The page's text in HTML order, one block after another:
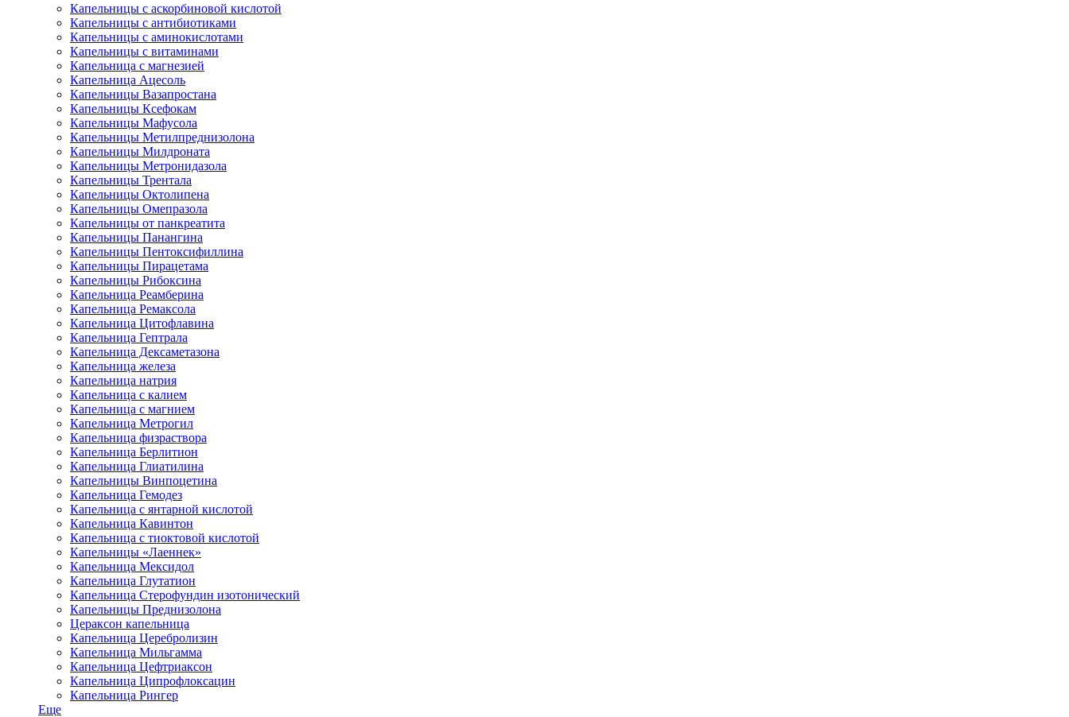
Капельницы с аскорбиновой кислотой
Капельницы с антибиотиками
Капельницы с аминокислотами
Капельницы с витаминами
Капельница с магнезией
Капельница Ацесоль
Капельницы Вазапростана
Капельницы Ксефокам
Капельницы Мафусола
Капельницы Метилпреднизолона
Капельницы Милдроната
Капельницы Метронидазола
Капельницы Трентала
Капельницы Октолипена
Капельницы Омепразола
Капельницы от панкреатита
Капельницы Панангина
Капельницы Пентоксифиллина
Капельницы Пирацетама
Капельницы Рибоксина
Капельница Реамберина
Капельница Ремаксола
Капельница Цитофлавина
Капельница Гептрала
Капельница Дексаметазона
Капельница железа
Капельница натрия
Капельница с калием
Капельница с магнием
Капельница Метрогил
Капельница физраствора
Капельница Берлитион
Капельница Глиатилина
Капельницы Винпоцетина
Капельница Гемодез
Капельница с янтарной кислотой
Капельница Кавинтон
Капельница с тиоктовой кислотой
Капельницы «Лаеннек»
Капельница Мексидол
Капельница Глутатион
Капельница Стерофундин изотонический
Капельницы Преднизолона
Цераксон капельница
Капельница Церебролизин
Капельница Мильгамма
Капельница Цефтриаксон
Капельница Ципрофлоксацин
Капельница Рингер
Еще